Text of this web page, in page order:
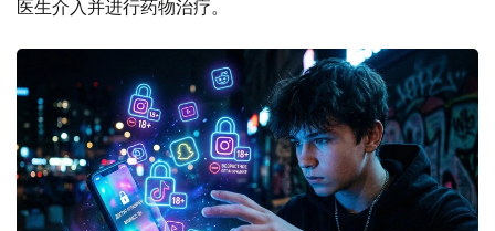
医生介入并进行药物治疗。